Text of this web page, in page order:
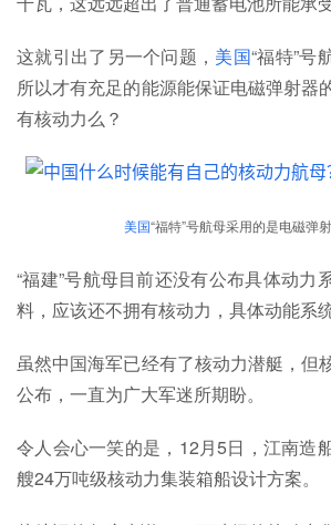
这就引出了另一个问题， 美国“福特”号
所以才有充足的能源能保证电磁弹射器
有核动力么？
美国“福特”号航母采用的是电磁弹
“福建”号航母目前还没有公布具体动力
料，应该还不拥有核动力，具体动能系
虽然中国海军已经有了核动力潜艇，但
公布，一直为广大军迷所期盼。
令人会心一笑的是，12月5日，江南造
艘24万吨级核动力集装箱船设计方案。